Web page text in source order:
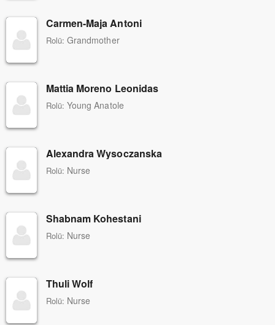
Carmen-Maja Antoni
Rolü: Grandmother
Mattia Moreno Leonidas
Rolü: Young Anatole
Alexandra Wysoczanska
Rolü: Nurse
Shabnam Kohestani
Rolü: Nurse
Thuli Wolf
Rolü: Nurse